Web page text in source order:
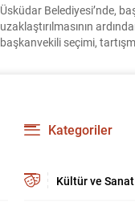
Üsküdar Belediyesi’nde,
uzaklaştırılmasının
başkanvekili seçimi,
kamuoyunda tepkilere yol
yaşanan gelişmeler, parti
Kategoriler
Kültür ve Sanat